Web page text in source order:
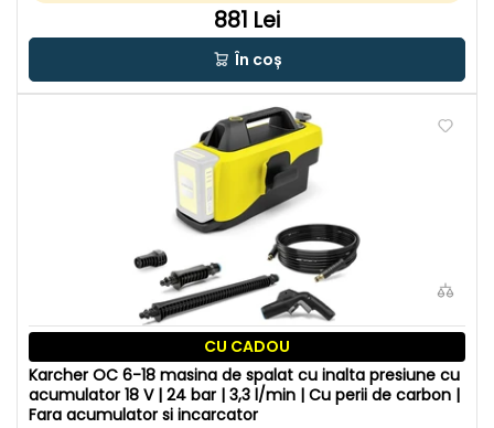
881 Lei
În coș
CU CADOU
Karcher OC 6-18 masina de spalat cu inalta presiune cu
acumulator 18 V | 24 bar | 3,3 l/min | Cu perii de carbon |
Fara acumulator si incarcator